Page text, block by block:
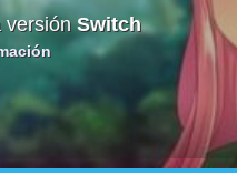
versiónSwitch